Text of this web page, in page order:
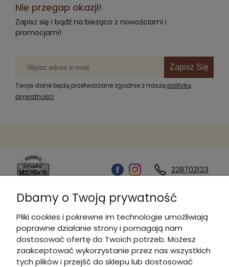
Nie przegap okazji!
Zapisz się i bądź na bieżąco z nowościami i
promocjami!
Zapisz Się
Twoje dane będą przetwarzane zgodnie z naszą polityką
prywatności
228702123
Kontakt
Informacje
Dbamy o Twoją prywatność
Pliki cookies i pokrewne im technologie umożliwiają
poprawne działanie strony i pomagają nam
dostosować ofertę do Twoich potrzeb. Możesz
zaakceptować wykorzystanie przez nas wszystkich
tych plików i przejść do sklepu lub dostosować